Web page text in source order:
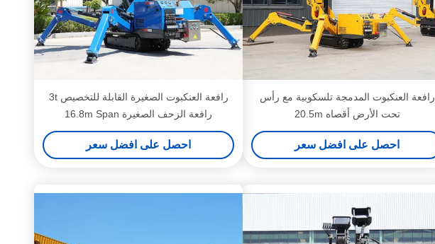
رافعة العنكبوت المدمجة تلسكوبية مع رأس
تحت الأرض أقصاه 20.5m
احصل على افضل سعر
رافعة العنكبوت الصغيرة القابلة للتخصيص 3t
رافعة الزحف الصغيرة 16.8m Span
احصل على افضل سعر